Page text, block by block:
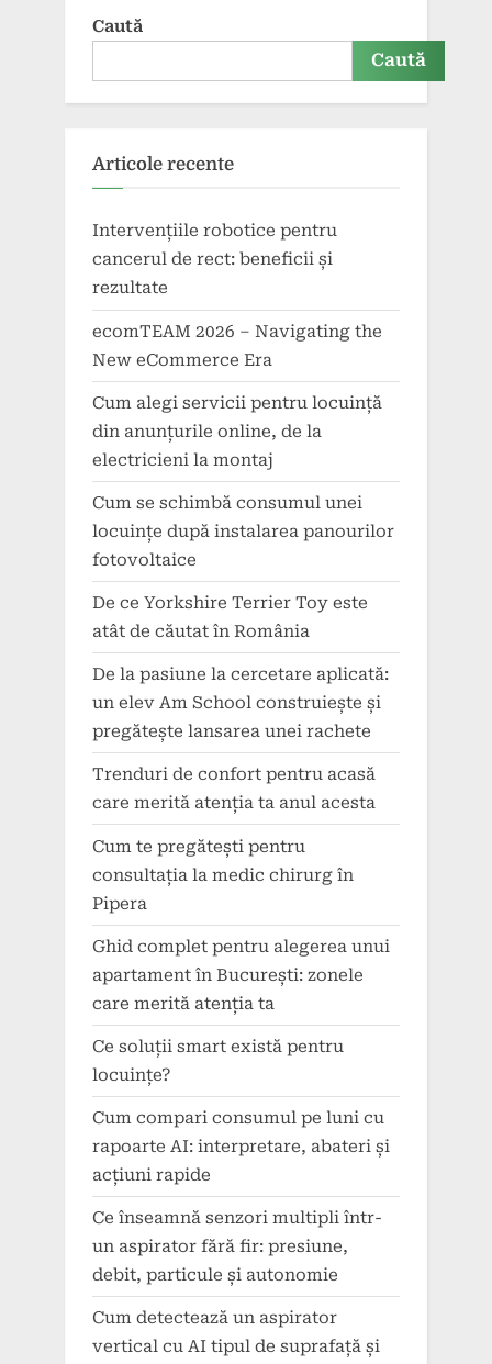
Caută
Caută
Articole recente
Intervențiile robotice pentru
cancerul de rect: beneficii și
rezultate
ecomTEAM 2026 – Navigating the
New eCommerce Era
Cum alegi servicii pentru locuință
din anunțurile online, de la
electricieni la montaj
Cum se schimbă consumul unei
locuințe după instalarea panourilor
fotovoltaice
De ce Yorkshire Terrier Toy este
atât de căutat în România
De la pasiune la cercetare aplicată:
un elev Am School construiește și
pregătește lansarea unei rachete
Trenduri de confort pentru acasă
care merită atenția ta anul acesta
Cum te pregătești pentru
consultația la medic chirurg în
Pipera
Ghid complet pentru alegerea unui
apartament în București: zonele
care merită atenția ta
Ce soluții smart există pentru
locuințe?
Cum compari consumul pe luni cu
rapoarte AI: interpretare, abateri și
acțiuni rapide
Ce înseamnă senzori multipli într-
un aspirator fără fir: presiune,
debit, particule și autonomie
Cum detectează un aspirator
vertical cu AI tipul de suprafață și